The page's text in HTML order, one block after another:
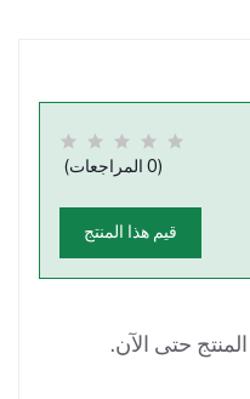
(0 المراجعات)
قيم هذا المنتج
حتى الآن.